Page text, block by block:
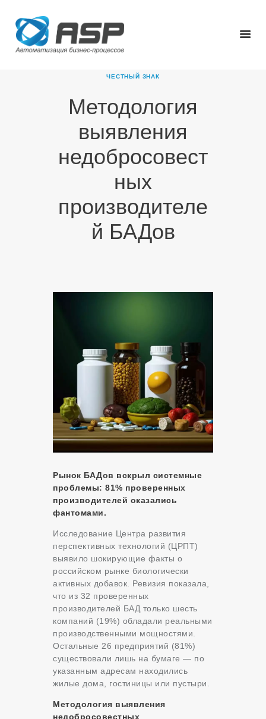
ЧЕСТНЫЙ ЗНАК
Методология
выявления
недобросовест
ных
производителе
й БАДов
ГЛАВНАЯ
О КОМПАНИИ
ПРОДУКТЫ
НОВОСТИ
ПАРТНЕРЫ
КОНТАКТЫ
Рынок БАДов вскрыл системные
проблемы: 81% проверенных
производителей оказались
фантомами.
Исследование Центра развития
перспективных технологий (ЦРПТ)
выявило шокирующие факты о
российском рынке биологически
активных добавок. Ревизия показала,
что из 32 проверенных
производителей БАД только шесть
компаний (19%) обладали реальными
производственными мощностями.
Остальные 26 предприятий (81%)
существовали лишь на бумаге — по
указанным адресам находились
жилые дома, гостиницы или пустыри.
Методология выявления
недобросовестных